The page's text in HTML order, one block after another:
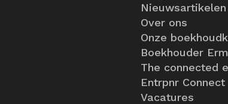
Nieuwsartikelen
Over ons
Onze
Boekhouder
The connected
Entrpnr Connect
Vacatures